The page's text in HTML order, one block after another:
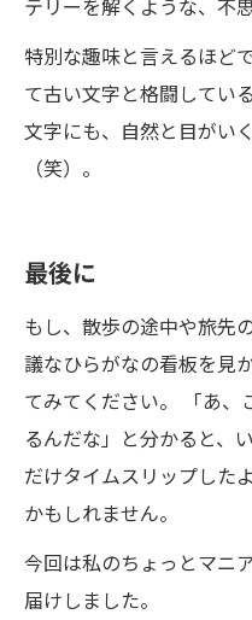
テリーを解くような、不
特別な趣味と言えるほど
て古い文字と格闘してい
文字にも、自然と目がい
（笑）。
最後に
もし、散歩の途中や旅先
議なひらがなの看板を見
てみてください。 「あ、
るんだな」と分かると、
だけタイムスリップした
かもしれません。
今回は私のちょっとマニ
届けしました。